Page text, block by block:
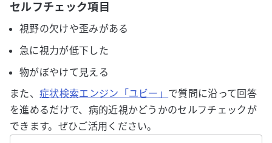
セルフチェック項目
視野の欠けや歪みがある
急に視力が低下した
物がぼやけて見える
また、 症状検索エンジン「ユビー」 で質問に沿って回答
を進めるだけで、病的近視かどうかのセルフチェックが
できます。ぜひご活用ください。